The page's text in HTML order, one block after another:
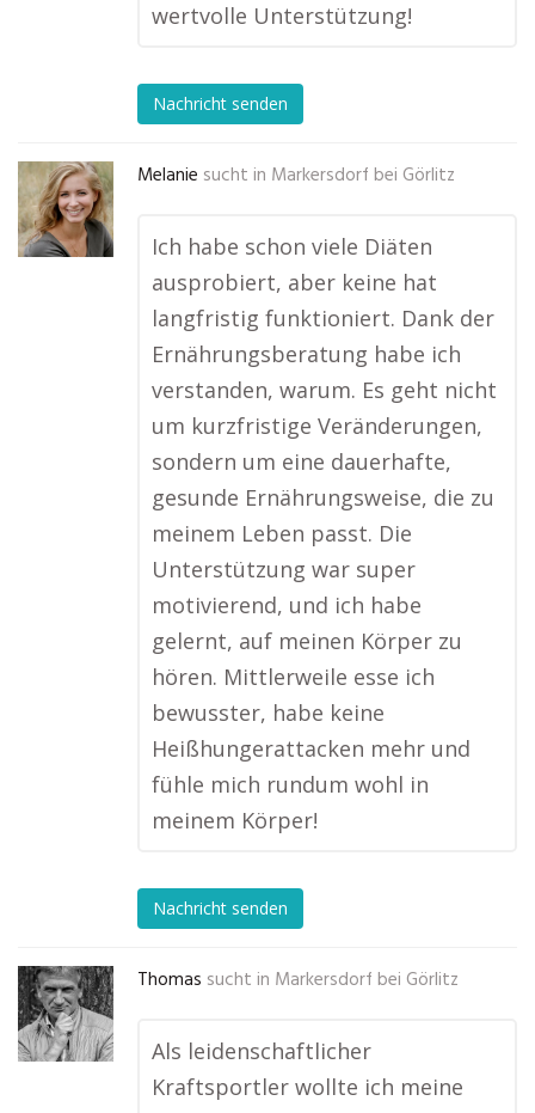
wertvolle Unterstützung!
Nachricht senden
Melanie sucht in Markersdorf bei Görlitz
Ich habe schon viele Diäten
ausprobiert, aber keine hat
langfristig funktioniert. Dank der
Ernährungsberatung habe ich
verstanden, warum. Es geht nicht
um kurzfristige Veränderungen,
sondern um eine dauerhafte,
gesunde Ernährungsweise, die zu
meinem Leben passt. Die
Unterstützung war super
motivierend, und ich habe
gelernt, auf meinen Körper zu
hören. Mittlerweile esse ich
bewusster, habe keine
Heißhungerattacken mehr und
fühle mich rundum wohl in
meinem Körper!
Nachricht senden
Thomas sucht in Markersdorf bei Görlitz
Als leidenschaftlicher
Kraftsportler wollte ich meine